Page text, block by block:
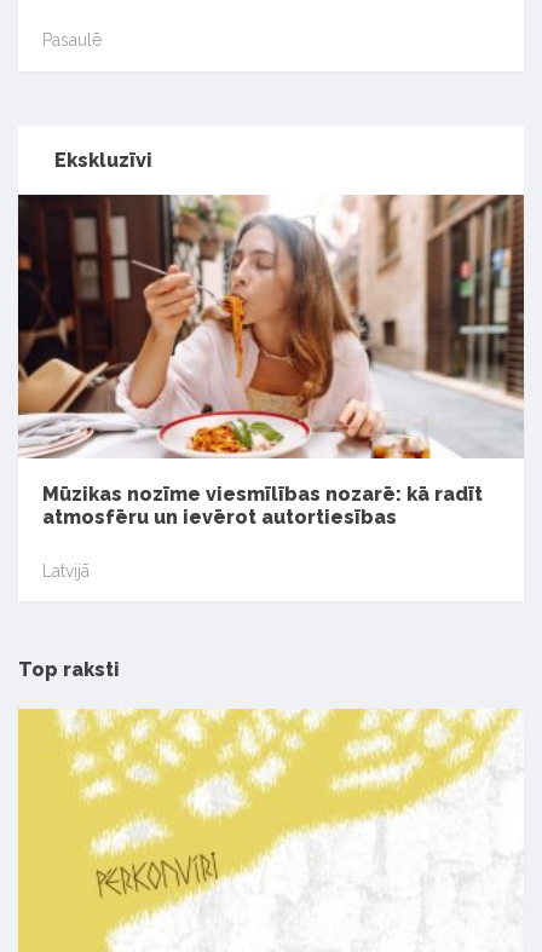
Pasaulē
Ekskluzīvi
Mūzikas nozīme viesmīlības nozarē: kā radīt
atmosfēru un ievērot autortiesības
Latvijā
Top raksti